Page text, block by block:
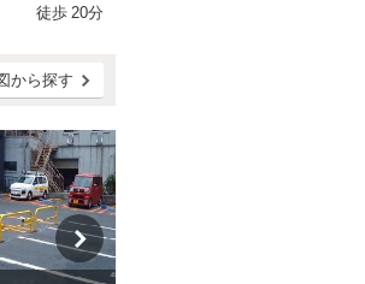
徒歩 20分
から探す